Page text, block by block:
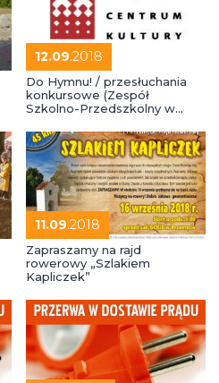
12.09.2018
Do Hymnu! / przesłuchania
konkursowe (Zespół
Szkolno-Przedszkolny w
11.09.2018
Zapraszamy na rajd
rowerowy „Szlakiem
Kapliczek”